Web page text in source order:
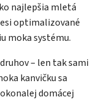
najlepšia mletá
optimalizované
moka systému.
– len tak sami
kanvičku sa
domácej